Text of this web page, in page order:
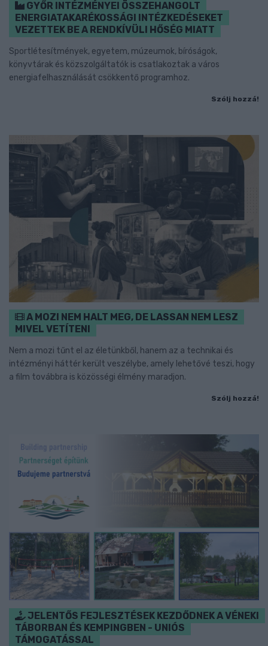
GYŐR INTÉZMÉNYEI ÖSSZEHANGOLT
ENERGIATAKARÉKOSSÁGI INTÉZKEDÉSEKET
VEZETTEK BE A RENDKÍVÜLI HŐSÉG MIATT
Sportlétesítmények, egyetem, múzeumok, bíróságok,
könyvtárak és közszolgáltatók is csatlakoztak a város
energiafelhasználását csökkentő programhoz.
Szólj hozzá!
A MOZI NEM HALT MEG, DE LASSAN NEM LESZ
MIVEL VETÍTENI
Nem a mozi tűnt el az életünkből, hanem az a technikai és
intézményi háttér került veszélybe, amely lehetővé teszi, hogy
a film továbbra is közösségi élmény maradjon.
Szólj hozzá!
JELENTŐS FEJLESZTÉSEK KEZDŐDNEK A VÉNEKI
TÁBORBAN ÉS KEMPINGBEN - UNIÓS
TÁMOGATÁSSAL